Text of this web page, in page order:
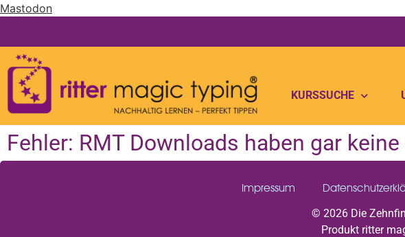
Mastodon
KURSSUCHE
Fehler: RMT Downloads haben gar keine
Impressum
© 2026 Die
Produkt ritter